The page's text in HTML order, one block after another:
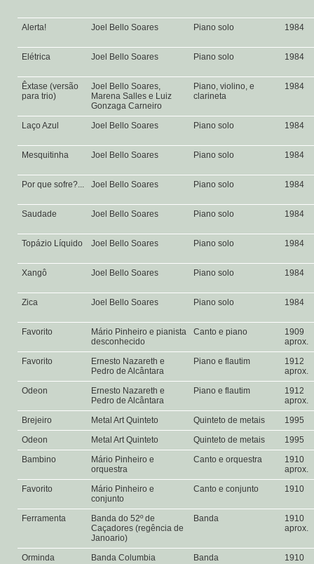
Alerta! Joel Bello Soares Piano solo 1984
Elétrica Joel Bello Soares Piano solo 1984
Êxtase (versão
para trio)
Joel Bello Soares,
Marena Salles e Luiz
Gonzaga Carneiro
Piano, violino, e
clarineta
1984
Laço Azul Joel Bello Soares Piano solo 1984
Mesquitinha Joel Bello Soares Piano solo 1984
Por que sofre?... Joel Bello Soares Piano solo 1984
Saudade Joel Bello Soares Piano solo 1984
Topázio Líquido Joel Bello Soares Piano solo 1984
Xangô Joel Bello Soares Piano solo 1984
Zica Joel Bello Soares Piano solo 1984
Favorito
Mário Pinheiro e pianista
desconhecido
Canto e piano
1909
aprox.
Favorito
Ernesto Nazareth e
Pedro de Alcântara
Piano e flautim
1912
aprox.
Odeon
Ernesto Nazareth e
Pedro de Alcântara
Piano e flautim
1912
aprox.
Brejeiro
Metal Art Quinteto Quinteto de metais
1995
Odeon
Metal Art Quinteto Quinteto de metais
1995
Bambino
Mário Pinheiro e
orquestra
Canto e orquestra
1910
aprox.
Favorito
Mário Pinheiro e
conjunto
Canto e conjunto 1910
Ferramenta
Banda do 52º de
Caçadores (regência de
Janoario)
Banda
1910
aprox.
Orminda Banda Columbia Banda
1910